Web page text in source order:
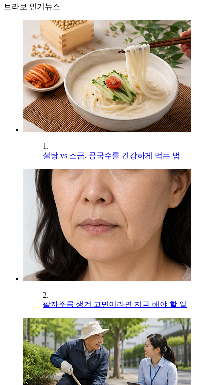
브라보 인기뉴스
1.
설탕 vs 소금, 콩국수를 건강하게 먹는 법
2.
팔자주름 생겨 고민이라면 지금 해야 할 일